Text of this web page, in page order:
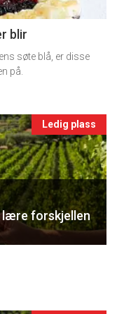
blir
søte blå, er disse
på.
Ledig plass
lære forskjellen